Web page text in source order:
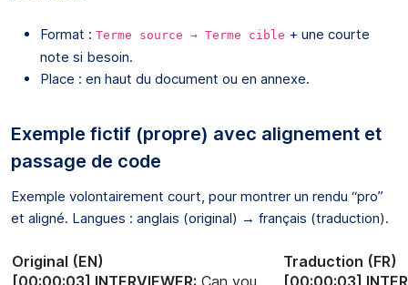
Format : Terme source → Terme cible + une courte
note si besoin.
Place : en haut du document ou en annexe.
Exemple fictif (propre) avec alignement et
passage de code
Exemple volontairement court, pour montrer un rendu “pro”
et aligné. Langues : anglais (original) → français (traduction).
Original (EN)
Traduction (FR)
[00:00:03] INTERVIEWER: Can you
[00:00:03]